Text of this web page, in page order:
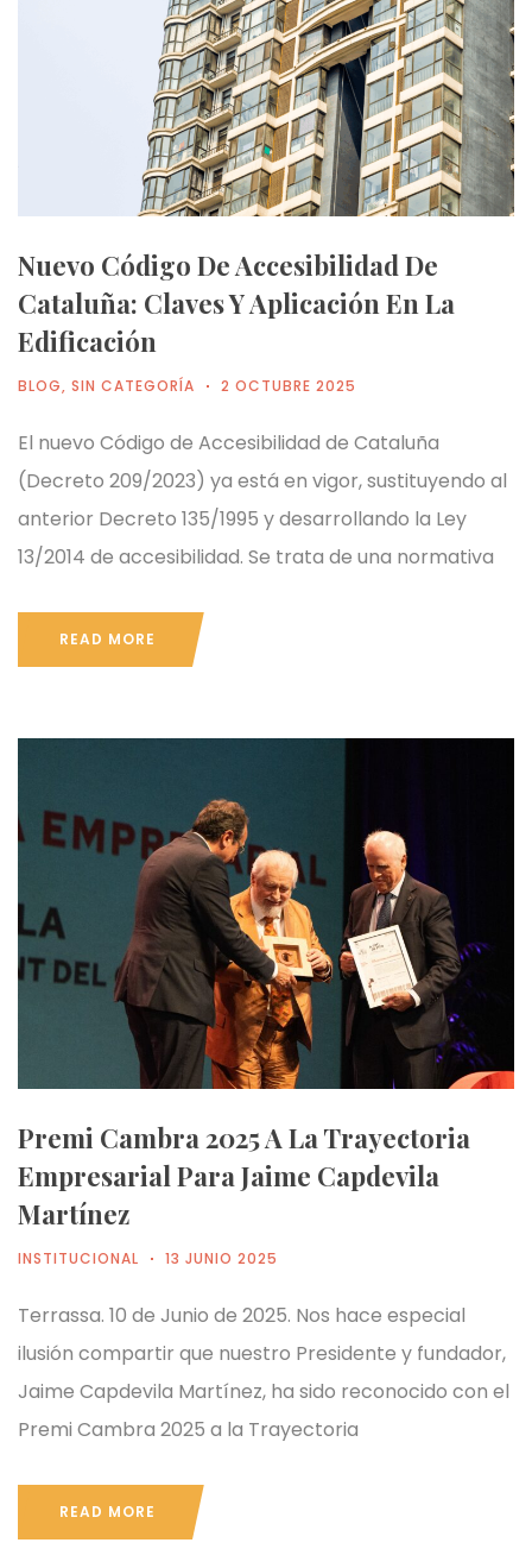
Nuevo Código De Accesibilidad De
Cataluña: Claves Y Aplicación En La
Edificación
BLOG, SIN CATEGORÍA 2 OCTUBRE 2025
El nuevo Código de Accesibilidad de Cataluña
(Decreto 209/2023) ya está en vigor, sustituyendo al
anterior Decreto 135/1995 y desarrollando la Ley
13/2014 de accesibilidad. Se trata de una normativa
READ MORE
Premi Cambra 2025 A La Trayectoria
Empresarial Para Jaime Capdevila
Martínez
INSTITUCIONAL 13 JUNIO 2025
Terrassa. 10 de Junio de 2025. Nos hace especial
ilusión compartir que nuestro Presidente y fundador,
Jaime Capdevila Martínez, ha sido reconocido con el
Premi Cambra 2025 a la Trayectoria
READ MORE